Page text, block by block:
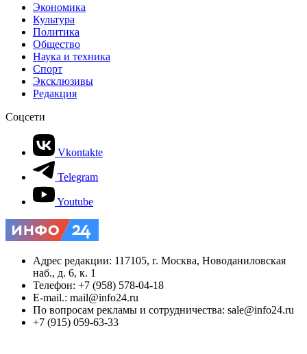
Экономика
Культура
Политика
Общество
Наука и техника
Спорт
Эксклюзивы
Редакция
Соцсети
Vkontakte
Telegram
Youtube
Адрес редакции: 117105, г. Москва, Новоданиловская
наб., д. 6, к. 1
Телефон: +7 (958) 578-04-18
E-mail.: mail@info24.ru
По вопросам рекламы и сотрудничества: sale@info24.ru
+7 (915) 059-63-33